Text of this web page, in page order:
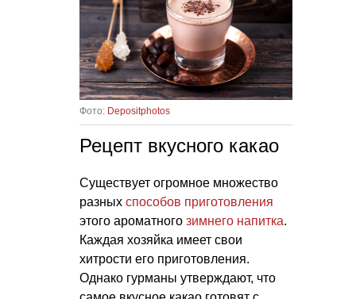
Фото: Depositphotos
Рецепт вкусного какао
Существует огромное множество
разных способов приготовления
этого ароматного зимнего напитка.
Каждая хозяйка имеет свои
хитрости его приготовления.
Однако гурманы утверждают, что